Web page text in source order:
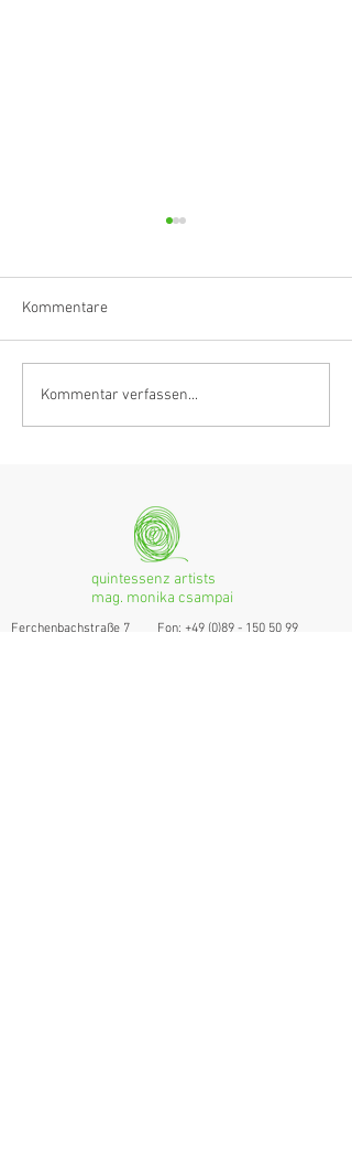
Klarinettistin, Tonmeisterin,
Grenzgängerin
Kommentare
Kommentar verfassen...
quintessenz artists
mag. monika csampai
Ferchenbachstraße 7
Fon: +49 (0)89 - 150 50 99